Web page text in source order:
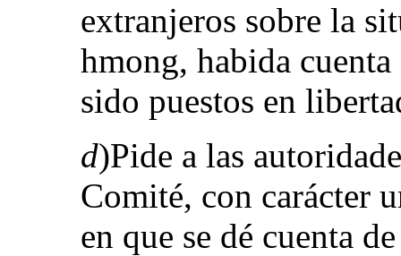
extranjeros sobre la
hmong, habida
sido puestos en
d)Pide a las
Comité, con carácter
en que se dé cuenta